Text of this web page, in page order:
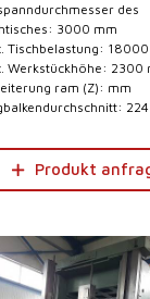
des
3000 mm
Tischbelastung: 18000
Werkstückhöhe: 2300
ram (Z): mm
224
Produkt